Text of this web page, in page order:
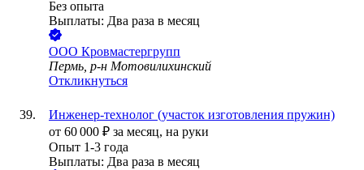
Без опыта
Выплаты: Два раза в месяц
ООО Кровмастергрупп
Пермь, р-н Мотовилихинский
Откликнуться
Инженер-технолог (участок изготовления пружин)
от 60 000 ₽ за месяц, на руки
Опыт 1-3 года
Выплаты: Два раза в месяц